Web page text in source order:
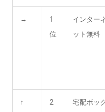
→
1
位
インター
ット無料
↑
2
宅配ボッ